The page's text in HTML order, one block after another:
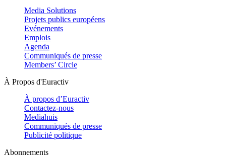
Media Solutions
Projets publics européens
Evénements
Emplois
Agenda
Communiqués de presse
Members’ Circle
À Propos d'Euractiv
À propos d’Euractiv
Contactez-nous
Mediahuis
Communiqués de presse
Publicité politique
Abonnements